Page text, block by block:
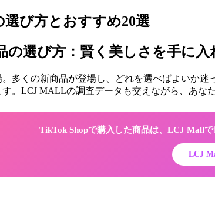
選び方とおすすめ20選
の選び方：賢く美しさを手に入
多くの新商品が登場し、どれを選べばよいか
。LCJ MALLの調査データも交えながら、あな
TikTok Shopで購入した商品は、LCJ Mall
LCJ